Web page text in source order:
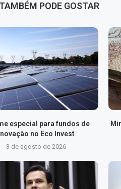
PODE GOSTAR
especial para fundos de
no Eco Invest
3 de agosto de 2026